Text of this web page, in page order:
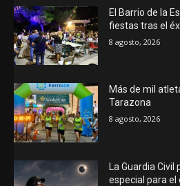
El Barrio de la
fiestas tras el
8 agosto, 2026
Más de mil
Tarazona
8 agosto, 2026
La Guardia
especial para el